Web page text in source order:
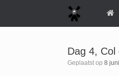
Dag 4, Col
Geplaatst op 8